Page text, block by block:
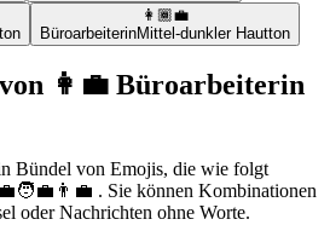
👩🏾‍💼
BüroarbeiterinMittel-dunkler Hautton
👩‍💼 Büroarbeiterin
Bündel von Emojis, die wie folgt
. Sie können Kombinationen
oder Nachrichten ohne Worte.